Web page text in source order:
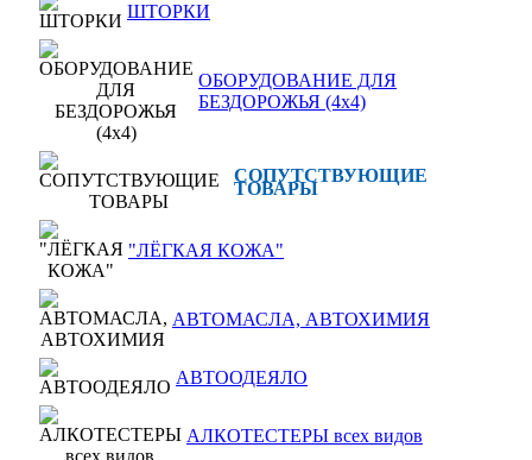
ШТОРКИ
ОБОРУДОВАНИЕ ДЛЯ
БЕЗДОРОЖЬЯ (4x4)
СОПУТСТВУЮЩИЕ
ТОВАРЫ
"ЛЁГКАЯ КОЖА"
АВТОМАСЛА, АВТОХИМИЯ
АВТООДЕЯЛО
АЛКОТЕСТЕРЫ всех видов